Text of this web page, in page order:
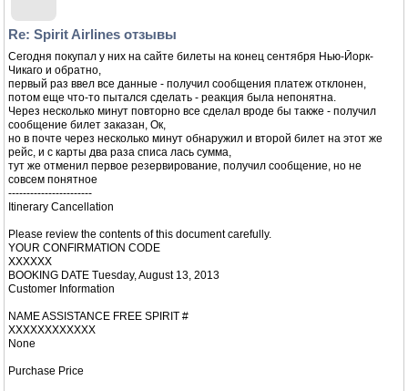
Re: Spirit Airlines отзывы
Сегодня покупал у них на сайте билеты на конец сентября Нью-Йорк-
Чикаго и обратно,
первый раз ввел все данные - получил сообщения платеж отклонен,
потом еще что-то пытался сделать - реакция была непонятна.
Через несколько минут повторно все сделал вроде бы также - получил
сообщение билет заказан, Ок,
но в почте через несколько минут обнаружил и второй билет на этот же
рейс, и с карты два раза списа лась сумма,
тут же отменил первое резервирование, получил сообщение, но не
совсем понятное
-----------------------
Itinerary Cancellation
Please review the contents of this document carefully.
YOUR CONFIRMATION CODE
XXXXXX
BOOKING DATE Tuesday, August 13, 2013
Customer Information
NAME ASSISTANCE FREE SPIRIT #
XXXXXXXXXXXX
None
Purchase Price